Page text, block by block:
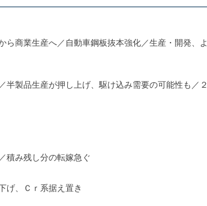
商業生産へ／自動車鋼板抜本強化／生産・開発、よ
製品生産が押し上げ、駆け込み需要の可能性も／２
積み残し分の転嫁急ぐ
げ、Ｃｒ系据え置き